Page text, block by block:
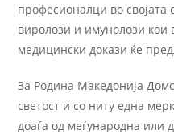
професионалци во својата
виролози и имунолози кои
медицински докази ќе
За Родина Македонија
светост и со ниту една
доаѓа од меѓународна или